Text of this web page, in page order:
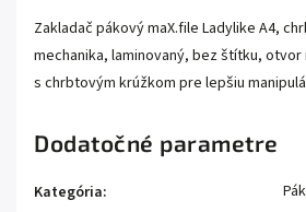
Zakladač pákový maX.file Ladylike A4,
mechanika, laminovaný, bez štítku, otvor
s chrbtovým krúžkom pre lepšiu
Dodatočné parametre
Kategória: